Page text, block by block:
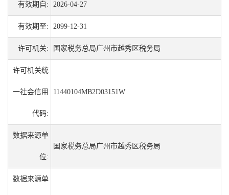
有效期自: 2026-04-27
有效期至: 2099-12-31
许可机关: 国家税务总局广州市越秀区税务局
许可机关统
一社会信用
代码:
11440104MB2D03151W
数据来源单
位:
国家税务总局广州市越秀区税务局
数据来源单